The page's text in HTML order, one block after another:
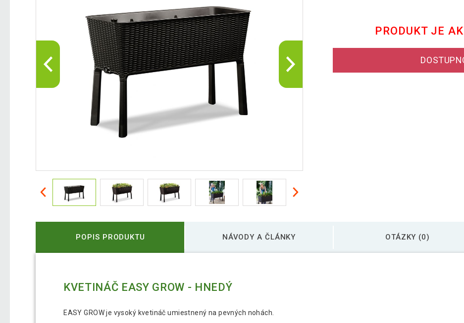
PRODUKT JE
POPIS PRODUKTU NÁVODY A ČLÁNKY OTÁZKY (0)
KVETINÁČ EASY GROW - HNEDÝ
EASY GROW je vysoký kvetináč umiestnený na pevných nohách.